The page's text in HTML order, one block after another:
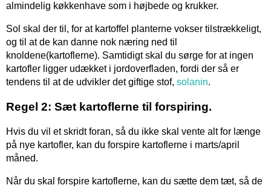
almindelig køkkenhave som i højbede og krukker.
Sol skal der til, for at kartoffel planterne vokser tilstrækkeligt,
og til at de kan danne nok næring ned til
knoldene(kartoflerne). Samtidigt skal du sørge for at ingen
kartofler ligger udækket i jordoverfladen, fordi der så er
tendens til at de udvikler det giftige stof, solanin.
Regel 2: Sæt kartoflerne til forspiring.
Hvis du vil et skridt foran, så du ikke skal vente alt for længe
på nye kartofler, kan du forspire kartoflerne i marts/april
måned.
Når du skal forspire kartoflerne, kan du sætte dem tæt, så de